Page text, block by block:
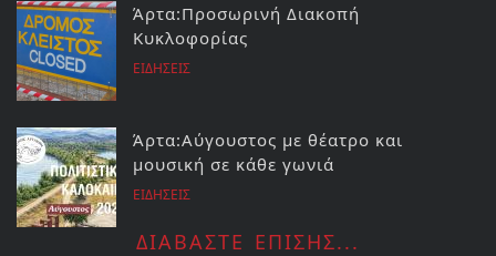
Άρτα:Προσωρινή Διακοπή
Κυκλοφορίας
ΕΙΔΗΣΕΙΣ
Άρτα:Αύγουστος με θέατρο και
μουσική σε κάθε γωνιά
ΕΙΔΗΣΕΙΣ
ΔΙΑΒΑΣΤΕ ΕΠΙΣΗΣ...